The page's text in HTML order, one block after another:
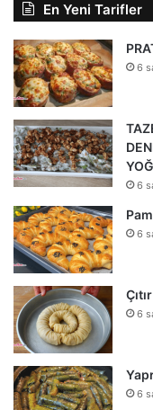
En Yeni Tarifler
6
6
6
6
6